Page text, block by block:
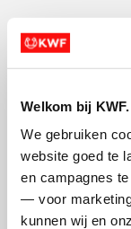
Welkom bij
We gebruiken
website goed te
en campagnes
— voor
kunnen wij en